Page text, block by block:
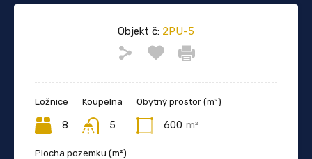
Objekt č: 2PU-5
Ložnice
8
Koupelna
5
Obytný prostor (m²)
600 m²
Plocha pozemku (m²)